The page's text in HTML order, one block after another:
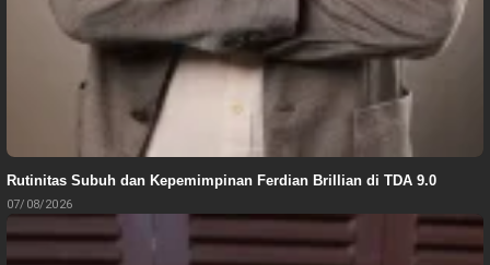
Rutinitas Subuh dan Kepemimpinan Ferdian Brillian di TDA 9.0
07/08/2026